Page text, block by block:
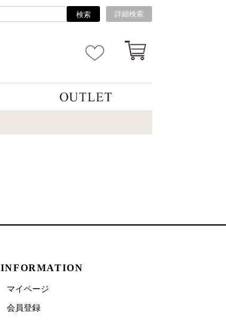
検索 詳細検索
INFORMATION
マイページ
会員登録